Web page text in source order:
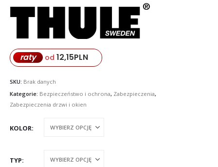
od
419,00 zł
do
1.239,00 zł
raty od 12,15PLN
SKU: Brak danych
Kategorie: Bezpieczeństwo i ochrona, Zabezpieczenia,
Zabezpieczenia drzwi i okien
KOLOR
TYP